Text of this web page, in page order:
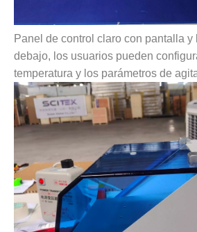
Panel de control claro con pantalla
debajo, los usuarios pueden
temperatura y los parámetros de